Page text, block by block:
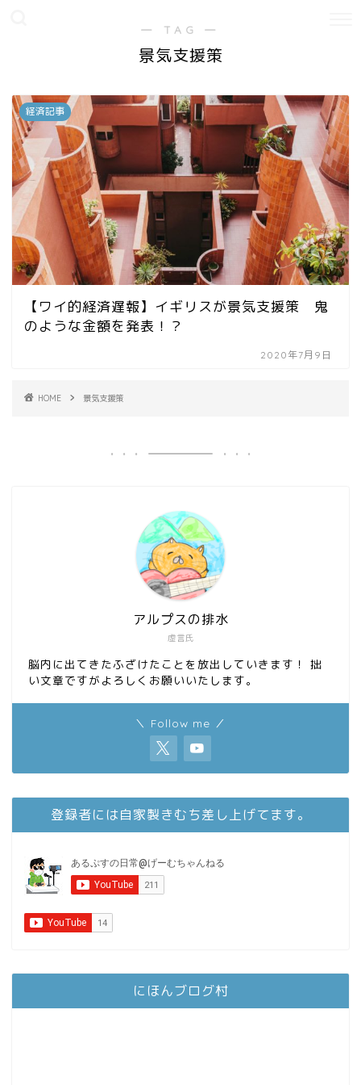
― TAG ―
景気支援策
経済記事
【ワイ的経済遅報】イギリスが景気支援策 鬼
のような金額を発表！？
2020年7月9日
HOME 景気支援策
虚言氏
アルプスの排水
脳内に出てきたふざけたことを放出していきます！ 拙
い文章ですがよろしくお願いいたします。
＼ Follow me ／
登録者には自家製きむち差し上げてます。
にほんブログ村